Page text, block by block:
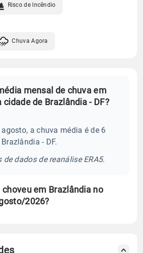
Risco de Incêndio
Chuva Agora
mensal de chuva em
cidade de Brazlândia - DF?
a chuva média é de 6
- DF.
de dados de reanálise ERA5.
choveu em Brazlândia no
2026?